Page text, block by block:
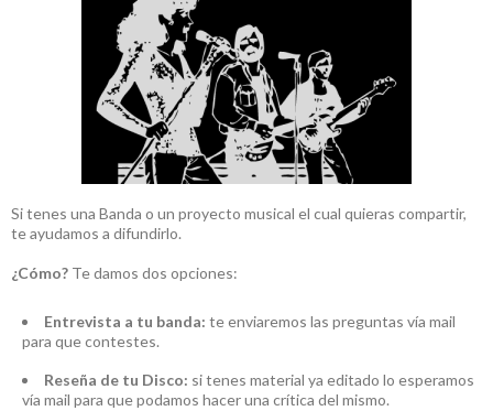
Si tenes una Banda o un proyecto musical el cual quieras compartir,
te ayudamos a difundirlo.
¿Cómo? Te damos dos opciones:
Entrevista a tu banda: te enviaremos las preguntas vía mail
para que contestes.
Reseña de tu Disco: si tenes material ya editado lo esperamos
vía mail para que podamos hacer una crítica del mismo.